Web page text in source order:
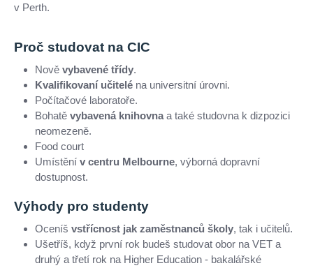
v Perth.
Proč studovat na CIC
Nově vybavené třídy.
Kvalifikovaní učitelé na universitní úrovni.
Počítačové laboratoře.
Bohatě vybavená knihovna a také studovna k dizpozici
neomezeně.
Food court
Umístění v centru Melbourne, výborná dopravní
dostupnost.
Výhody pro studenty
Oceníš vstřícnost jak zaměstnanců školy, tak i učitelů.
Ušetříš, když první rok budeš studovat obor na VET a
druhý a třetí rok na Higher Education - bakalářské